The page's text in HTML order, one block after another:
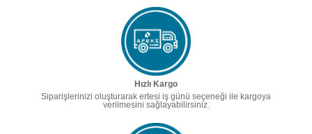
Hızlı Kargo
Siparişlerinizi oluşturarak ertesi iş günü seçeneği ile kargoya
verilmesini sağlayabilirsiniz.